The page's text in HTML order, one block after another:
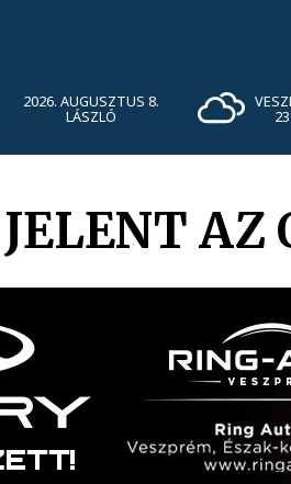
2026. AUGUSZTUS 8.
LÁSZLÓ
AZ